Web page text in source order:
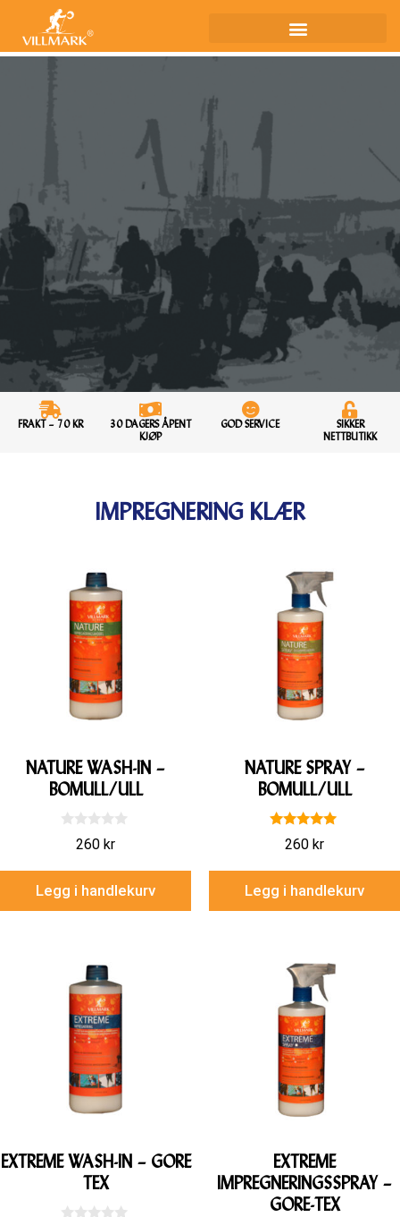
IMPREGNERING LAGET FOR
FORHOLD
FRAKT – 70 KR
30 DAGERS ÅPENT
KJØP
GOD SERVICE
SIKKER
NETTBUTIKK
IMPREGNERING KLÆR
NATURE WASH-IN –
BOMULL/ULL
5
260 kr
Legg i handlekurv
NATURE SPRAY –
BOMULL/ULL
5.00
av 5
260 kr
Legg i handlekurv
EXTREME WASH-IN – GORE
TEX
EXTREME
IMPREGNERINGSSPRAY –
GORE-TEX